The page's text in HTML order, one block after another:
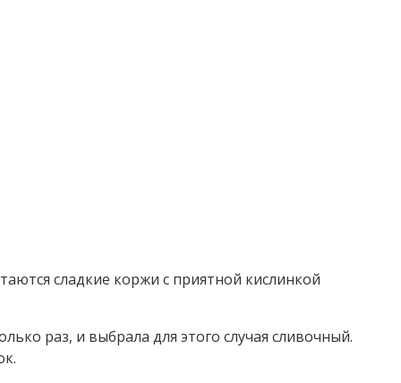
сладкие коржи с приятной кислинкой
раз, и выбрала для этого случая сливочный.